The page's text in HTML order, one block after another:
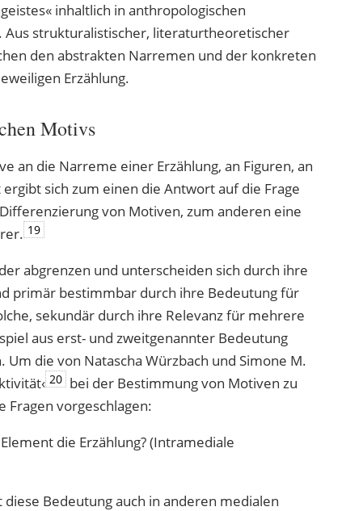
inhaltlich in anthropologischen
strukturalistischer, literaturtheoretischer
den abstrakten Narremen und der konkreten
Erzählung.
Motivs
an die Narreme einer Erzählung, an Figuren, an
sich zum einen die Antwort auf die Frage
von Motiven, zum anderen eine
19
abgrenzen und unterscheiden sich durch ihre
primär bestimmbar durch ihre Bedeutung für
sekundär durch ihre Relevanz für mehrere
aus erst- und zweitgenannter Bedeutung
Um die von Natascha Würzbach und Simone M.
20 bei der Bestimmung von Motiven zu
vorgeschlagen:
die Erzählung? (Intramediale
Bedeutung auch in anderen medialen